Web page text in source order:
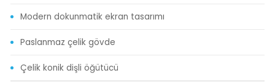
Modern dokunmatik ekran tasarımı
Paslanmaz çelik gövde
Çelik konik dişli öğütücü